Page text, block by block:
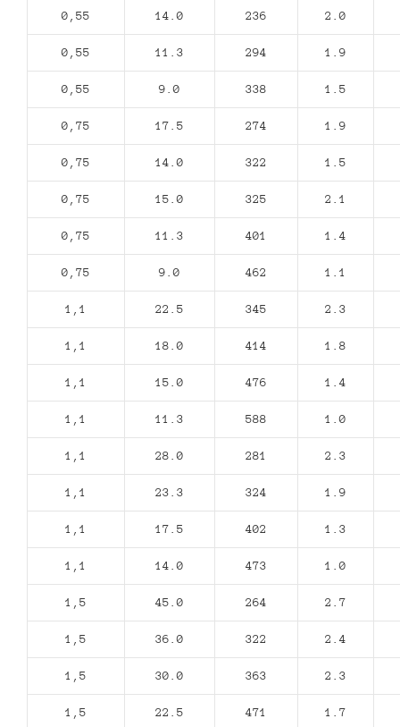
0,55 14.0 236 2.0
0,55 11.3 294 1.9
0,55 9.0 338 1.5
0,75 17.5 274 1.9
0,75 14.0 322 1.5
0,75 15.0 325 2.1
0,75 11.3 401 1.4
0,75 9.0 462 1.1
1,1 22.5 345 2.3
1,1 18.0 414 1.8
1,1 15.0 476 1.4
1,1 11.3 588 1.0
1,1 28.0 281 2.3
1,1 23.3 324 1.9
1,1 17.5 402 1.3
1,1 14.0 473 1.0
1,5 45.0 264 2.7
1,5 36.0 322 2.4
1,5 30.0 363 2.3
1,5 22.5 471 1.7